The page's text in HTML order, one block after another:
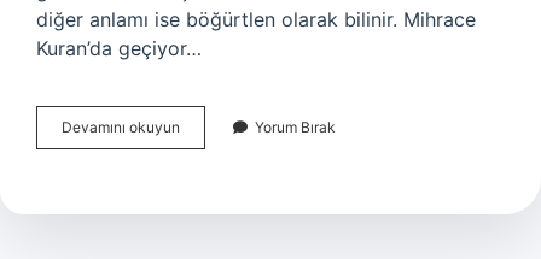
diğer anlamı ise böğürtlen olarak bilinir. Mihrace
Kuran’da geçiyor…
Devamını okuyun Mihrace
Ne
Yorum Bırak